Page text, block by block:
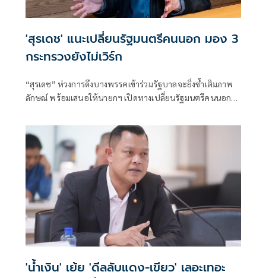
'สุรเดช' แนะเปลี่ยนรัฐมนตรีคนนอก มอง 3
กระทรวงยังไม่เวิร์ก
“สุรเดช” ห่วงการดึงบางพรรคเข้าร่วมรัฐบาลจะยิ่งซ้ำเติมภาพ
ลักษณ์ พร้อมเสนอให้นายกฯ เปิดทางเปลี่ยนรัฐมนตรีคนนอก
มาช่วยแก้วิกฤติประเทศ
'น้ำเงิน' เย้ย 'ดีลลับแดง-เขียว' เลอะเทอะ